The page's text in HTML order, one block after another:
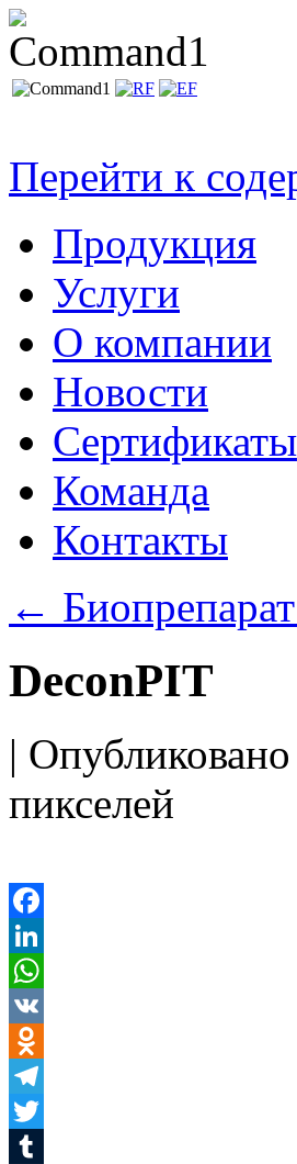
Перейти к
Продукция
Услуги
О компании
Новости
Сертификаты
Команда
Контакты
←
DeconPIT
| Опубликовано
пикселей
Facebook
LinkedIn
WhatsApp
VK
Odnoklassniki
Telegram
Twitter